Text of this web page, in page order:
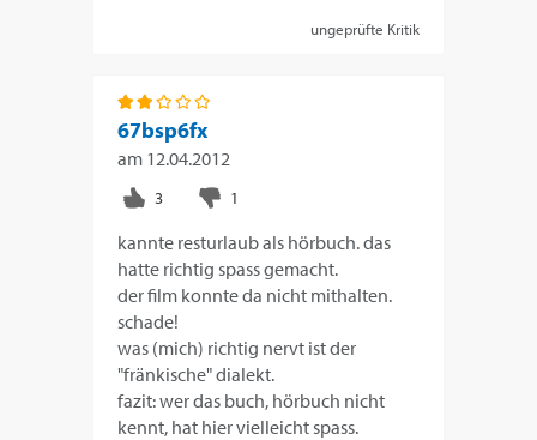
ungeprüfte Kritik
67bsp6fx
am 12.04.2012
kannte resturlaub als hörbuch. das
hatte richtig spass gemacht.
der film konnte da nicht mithalten.
schade!
was (mich) richtig nervt ist der
"fränkische" dialekt.
fazit: wer das buch, hörbuch nicht
kennt, hat hier vielleicht spass.